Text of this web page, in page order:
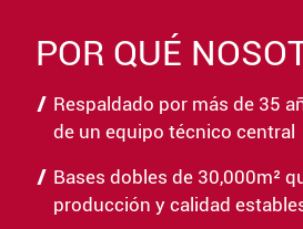
POR QUÉ
Respaldado por más de 35
de un equipo técnico central
Bases dobles de 30,000m²
producción y calidad